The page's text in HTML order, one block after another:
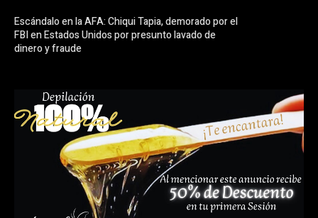
Escándalo en la AFA: Chiqui Tapia, demorado por el
FBI en Estados Unidos por presunto lavado de
dinero y fraude